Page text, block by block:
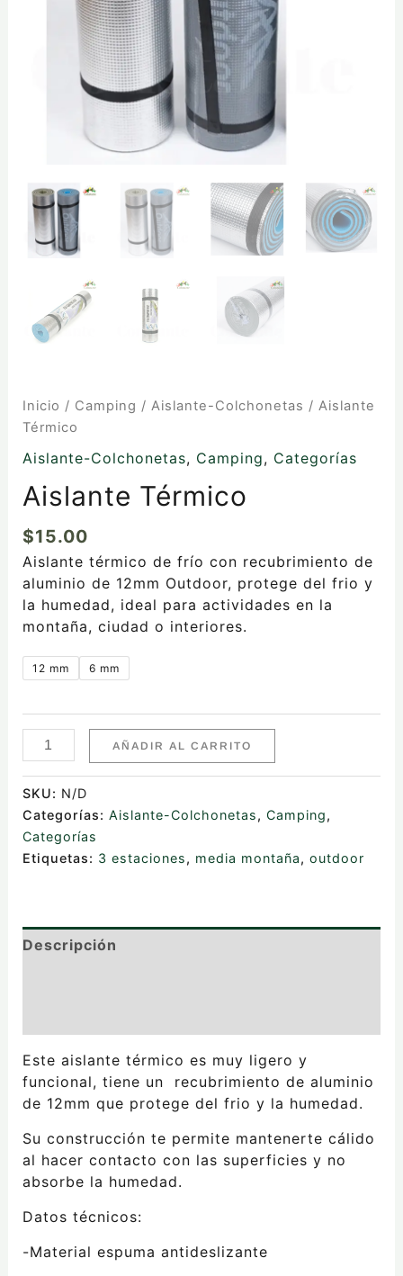
Inicio / Camping / Aislante-Colchonetas / Aislante
Térmico
Aislante-Colchonetas, Camping, Categorías
Aislante Térmico
$15.00
Aislante térmico de frío con recubrimiento de
aluminio de 12mm Outdoor, protege del frio y
la humedad, ideal para actividades en la
montaña, ciudad o interiores.
12 mm 6 mm
AÑADIR AL CARRITO
SKU: N/D
Categorías: Aislante-Colchonetas, Camping,
Categorías
Etiquetas: 3 estaciones, media montaña, outdoor
Descripción
Este aislante térmico es muy ligero y
funcional, tiene un recubrimiento de aluminio
de 12mm que protege del frio y la humedad.
Su construcción te permite mantenerte cálido
al hacer contacto con las superficies y no
absorbe la humedad.
Datos técnicos:
-Material espuma antideslizante